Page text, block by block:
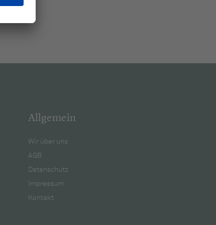
Allgemein
Wir über uns
AGB
Datenschutz
Impressum
Kontakt